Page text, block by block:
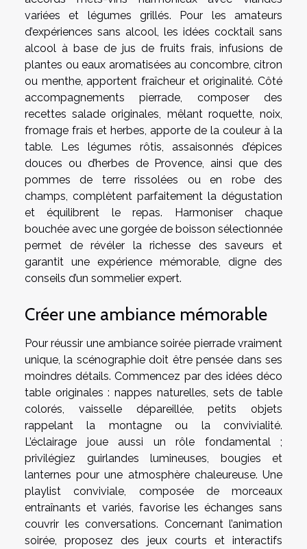
variées et légumes grillés. Pour les amateurs
d’expériences sans alcool, les idées cocktail sans
alcool à base de jus de fruits frais, infusions de
plantes ou eaux aromatisées au concombre, citron
ou menthe, apportent fraîcheur et originalité. Côté
accompagnements pierrade, composer des
recettes salade originales, mêlant roquette, noix,
fromage frais et herbes, apporte de la couleur à la
table. Les légumes rôtis, assaisonnés d’épices
douces ou d’herbes de Provence, ainsi que des
pommes de terre rissolées ou en robe des
champs, complètent parfaitement la dégustation
et équilibrent le repas. Harmoniser chaque
bouchée avec une gorgée de boisson sélectionnée
permet de révéler la richesse des saveurs et
garantit une expérience mémorable, digne des
conseils d’un sommelier expert.
Créer une ambiance mémorable
Pour réussir une ambiance soirée pierrade vraiment
unique, la scénographie doit être pensée dans ses
moindres détails. Commencez par des idées déco
table originales : nappes naturelles, sets de table
colorés, vaisselle dépareillée, petits objets
rappelant la montagne ou la convivialité.
L’éclairage joue aussi un rôle fondamental ;
privilégiez guirlandes lumineuses, bougies et
lanternes pour une atmosphère chaleureuse. Une
playlist conviviale, composée de morceaux
entraînants et variés, favorise les échanges sans
couvrir les conversations. Concernant l’animation
soirée, proposez des jeux courts et interactifs